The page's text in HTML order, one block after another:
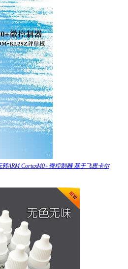
ARM CortexM0+微控制器 基于飞思卡尔